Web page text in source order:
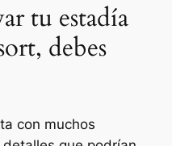
tu estadía
debes
con muchos